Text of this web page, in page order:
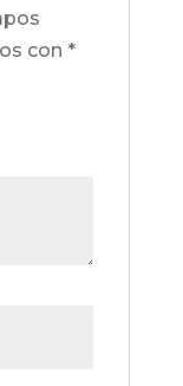
con *